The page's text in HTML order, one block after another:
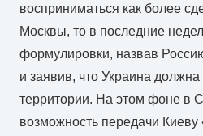
восприниматься как более
Москвы, то в последние
формулировки, назвав
и заявив, что Украина
территории. На этом фоне в
возможность передачи Киеву